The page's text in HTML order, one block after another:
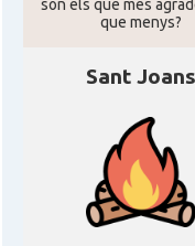
Delegació
Delegació
son els que mes
que menys?
Sant Joans